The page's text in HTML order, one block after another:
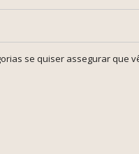
se quiser assegurar que